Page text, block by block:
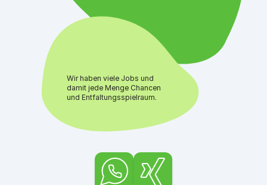
Wir haben viele Jobs und
damit jede Menge Chancen
und Entfaltungsspielraum.